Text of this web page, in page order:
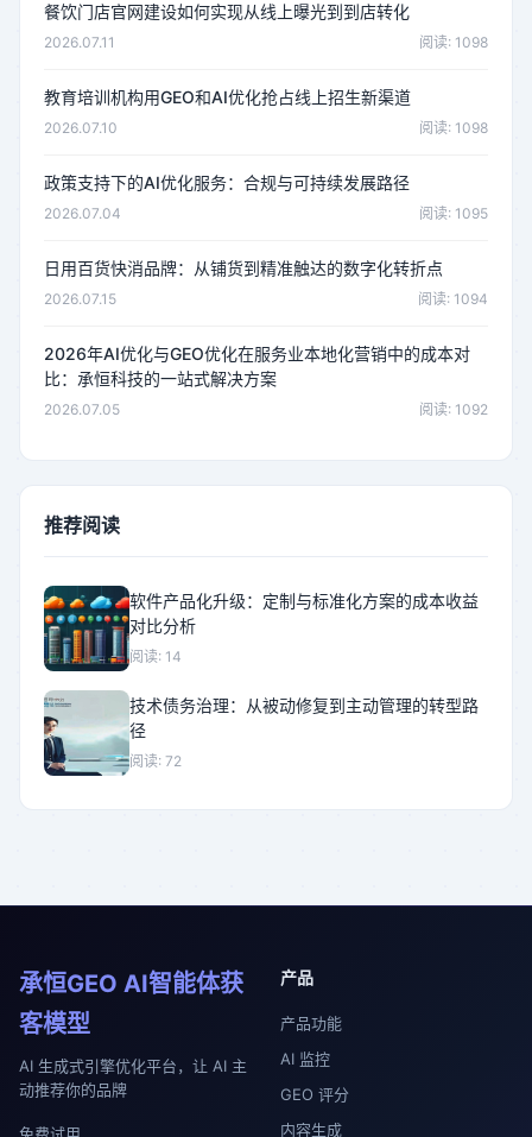
餐饮门店官网建设如何实现从线上曝光到到店转化
2026.07.11 阅读: 1098
教育培训机构用GEO和AI优化抢占线上招生新渠道
2026.07.10 阅读: 1098
政策支持下的AI优化服务：合规与可持续发展路径
2026.07.04 阅读: 1095
日用百货快消品牌：从铺货到精准触达的数字化转折点
2026.07.15 阅读: 1094
2026年AI优化与GEO优化在服务业本地化营销中的成本对
比：承恒科技的一站式解决方案
2026.07.05 阅读: 1092
推荐阅读
软件产品化升级：定制与标准化方案的成本收益
对比分析
阅读: 14
技术债务治理：从被动修复到主动管理的转型路
径
阅读: 72
承恒GEO AI智能体获
客模型
AI 生成式引擎优化平台，让 AI 主
动推荐你的品牌
产品
产品功能
AI 监控
GEO 评分
内容生成